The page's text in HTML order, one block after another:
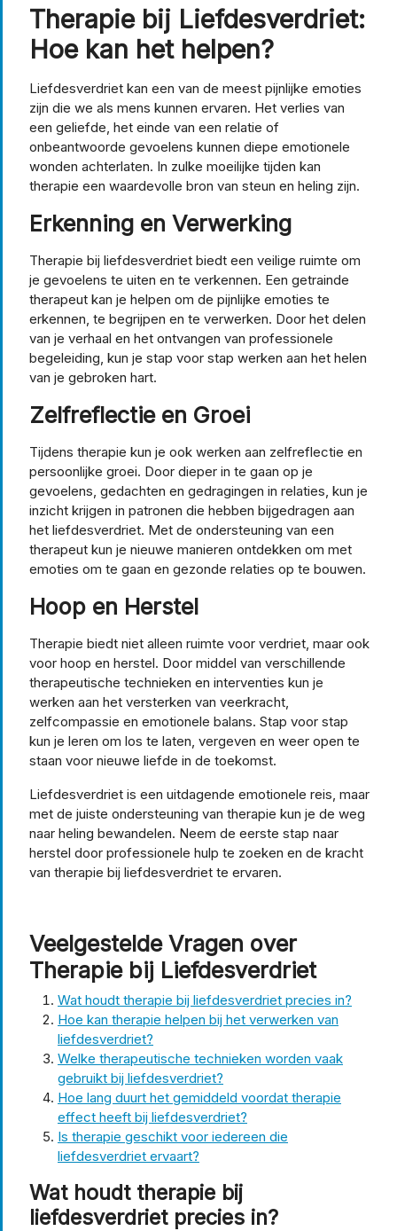
Therapie bij Liefdesverdriet:
Hoe kan het helpen?
Liefdesverdriet kan een van de meest pijnlijke emoties
zijn die we als mens kunnen ervaren. Het verlies van
een geliefde, het einde van een relatie of
onbeantwoorde gevoelens kunnen diepe emotionele
wonden achterlaten. In zulke moeilijke tijden kan
therapie een waardevolle bron van steun en heling zijn.
Erkenning en Verwerking
Therapie bij liefdesverdriet biedt een veilige ruimte om
je gevoelens te uiten en te verkennen. Een getrainde
therapeut kan je helpen om de pijnlijke emoties te
erkennen, te begrijpen en te verwerken. Door het delen
van je verhaal en het ontvangen van professionele
begeleiding, kun je stap voor stap werken aan het helen
van je gebroken hart.
Zelfreflectie en Groei
Tijdens therapie kun je ook werken aan zelfreflectie en
persoonlijke groei. Door dieper in te gaan op je
gevoelens, gedachten en gedragingen in relaties, kun je
inzicht krijgen in patronen die hebben bijgedragen aan
het liefdesverdriet. Met de ondersteuning van een
therapeut kun je nieuwe manieren ontdekken om met
emoties om te gaan en gezonde relaties op te bouwen.
Hoop en Herstel
Therapie biedt niet alleen ruimte voor verdriet, maar ook
voor hoop en herstel. Door middel van verschillende
therapeutische technieken en interventies kun je
werken aan het versterken van veerkracht,
zelfcompassie en emotionele balans. Stap voor stap
kun je leren om los te laten, vergeven en weer open te
staan voor nieuwe liefde in de toekomst.
Liefdesverdriet is een uitdagende emotionele reis, maar
met de juiste ondersteuning van therapie kun je de weg
naar heling bewandelen. Neem de eerste stap naar
herstel door professionele hulp te zoeken en de kracht
van therapie bij liefdesverdriet te ervaren.
Veelgestelde Vragen over
Therapie bij Liefdesverdriet
Wat houdt therapie bij liefdesverdriet precies in?
Hoe kan therapie helpen bij het verwerken van
liefdesverdriet?
Welke therapeutische technieken worden vaak
gebruikt bij liefdesverdriet?
Hoe lang duurt het gemiddeld voordat therapie
effect heeft bij liefdesverdriet?
Is therapie geschikt voor iedereen die
liefdesverdriet ervaart?
Wat houdt therapie bij
liefdesverdriet precies in?